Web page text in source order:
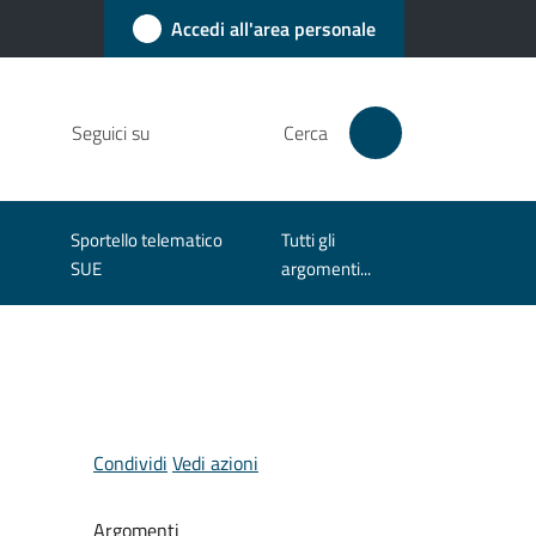
Accedi all'area personale
Seguici su Cerca
Sportello telematico
SUE
Tutti gli
argomenti...
Condividi Vedi azioni
Argomenti